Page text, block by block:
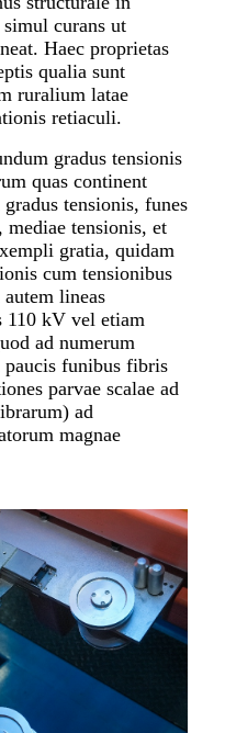
curans ut
Haec proprietas
qualia sunt
ruralium latae
retiaculi.
gradus tensionis
quas continent
tensionis, funes
tensionis, et
gratia, quidam
cum tensionibus
lineas
110 kV vel etiam
ad numerum
funibus fibris
parvae scalae ad
ad
magnae